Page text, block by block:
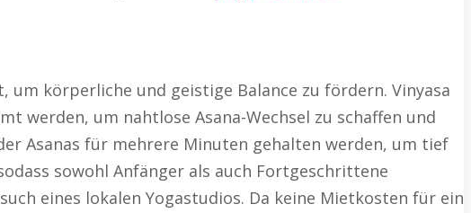
körperliche und geistige Balance zu fördern. Vinyasa
werden, um nahtlose Asana-Wechsel zu schaffen und
Asanas für mehrere Minuten gehalten werden, um tief
sowohl Anfänger als auch Fortgeschrittene
eines lokalen Yogastudios. Da keine Mietkosten für ein